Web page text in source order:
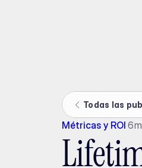
Todas las
Métricas y ROI 6